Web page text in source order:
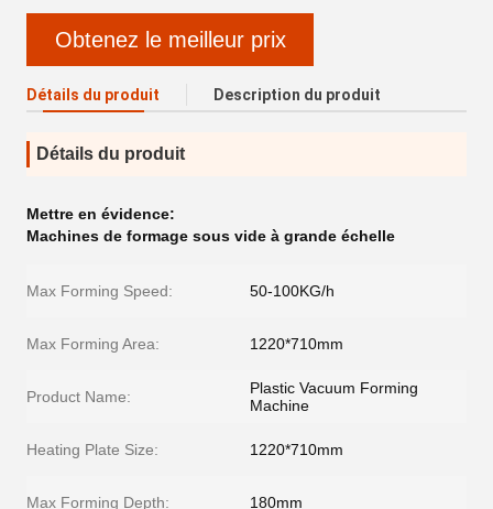
Obtenez le meilleur prix
Détails du produit Description du produit
Détails du produit
Mettre en évidence:
Machines de formage sous vide à grande échelle
Max Forming Speed: 50-100KG/h
Max Forming Area: 1220*710mm
Product Name:
Plastic Vacuum Forming
Machine
Heating Plate Size: 1220*710mm
Max Forming Depth: 180mm